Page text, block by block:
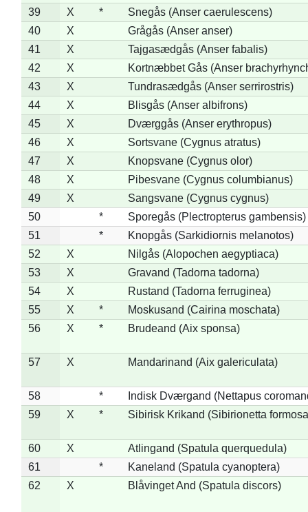
39
X *
Snegås (Anser caerulescens)
40
X
Grågås (Anser anser)
41
X
Tajgasædgås (Anser fabalis)
42
X
Kortnæbbet Gås (Anser
43
X
Tundrasædgås (Anser serrirostris)
44
X
Blisgås (Anser albifrons)
45
X
Dværggås (Anser erythropus)
46
X
Sortsvane (Cygnus atratus)
47
X
Knopsvane (Cygnus olor)
48
X
Pibesvane (Cygnus columbianus)
49
X
Sangsvane (Cygnus cygnus)
50
*
Sporegås (Plectropterus gambensis)
51
*
Knopgås (Sarkidiornis melanotos)
52
X
Nilgås (Alopochen aegyptiaca)
53
X
Gravand (Tadorna tadorna)
54
X
Rustand (Tadorna ferruginea)
55
X *
Moskusand (Cairina moschata)
56
X * Brudeand (Aix sponsa)
57 X Mandarinand (Aix galericulata)
58 *
Indisk Dværgand (Nettapus
59
X * Sibirisk Krikand (Sibirionetta
60 X
Atlingand (Spatula querquedula)
61
*
Kaneland (Spatula cyanoptera)
62
X Blåvinget And (Spatula discors)